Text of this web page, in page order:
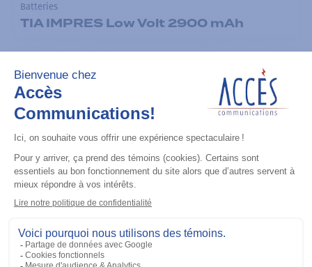
Batteries
TIA IMPRES Low Volt 2900 mAh
Batteries
TIA IMPRES Low Volt 2900 mAh